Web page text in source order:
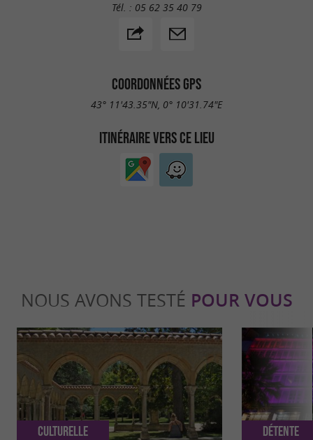
Tél. : 05 62 35 40 79
COORDONNÉES GPS
43° 11'43.35"N, 0° 10'31.74"E
ITINÉRAIRE VERS CE LIEU
NOUS AVONS TESTÉ POUR VOUS
Culturelle Détente